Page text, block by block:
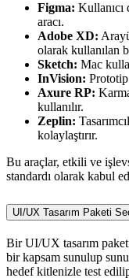
Figma: Kullanıcı
aracı.
Adobe XD:
olarak kullanılan
Sketch: Mac
InVision:
Axure RP:
kullanılır.
Zeplin:
kolaylaştırır.
Bu araçlar, etkili ve
standardı olarak kabul
UI/UX Tasarım Paketi
Bir UI/UX tasarım
bir kapsam sunulup
hedef kitlenizle test